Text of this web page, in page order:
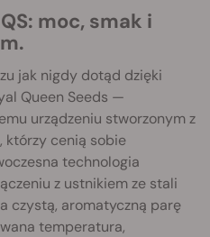
moc, smak i
jak nigdy dotąd dzięki
Queen Seeds —
urządzeniu stworzonym z
którzy cenią sobie
technologia
z ustnikiem ze stali
czystą, aromatyczną parę
temperatura,